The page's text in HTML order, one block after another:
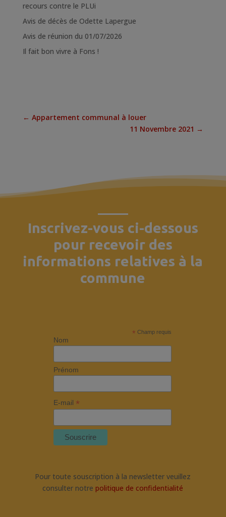
recours contre le PLUi
Avis de décès de Odette Lapergue
Avis de réunion du 01/07/2026
Il fait bon vivre à Fons !
← Appartement communal à louer
11 Novembre 2021 →
Inscrivez-vous ci-dessous
pour recevoir des
informations relatives à la
commune
* Champ requis
Nom
Prénom
E-mail *
Pour toute souscription à la newsletter veuillez
consulter notrepolitique de confidentialité